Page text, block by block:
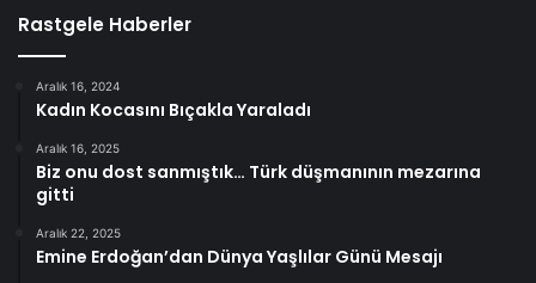
Rastgele Haberler
Aralık 16, 2024
Kadın Kocasını Bıçakla Yaraladı
Aralık 16, 2025
Biz onu dost sanmıştık… Türk düşmanının mezarına
gitti
Aralık 22, 2025
Emine Erdoğan’dan Dünya Yaşlılar Günü Mesajı